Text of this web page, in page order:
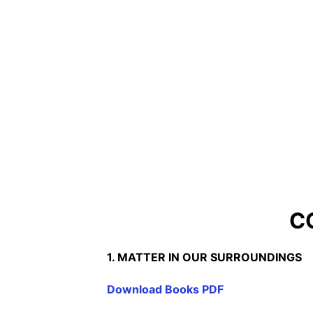
1. MATTER IN OUR SURROUNDINGS
Download Books PDF